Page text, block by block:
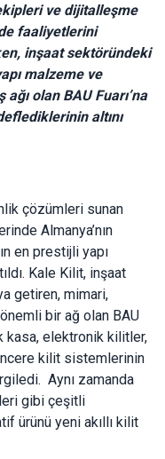
ve dijitalleşme
faaliyetlerini
inşaat sektöründeki
malzeme ve
olan BAU Fuarı’na
altını
çözümleri sunan
Almanya’nın
en prestijli yapı
Kale Kilit, inşaat
getiren, mimari,
bir ağ olan BAU
kasa, elektronik kilitler,
kilit sistemlerinin
Aynı zamanda
gibi çeşitli
ürünü yeni akıllı kilit